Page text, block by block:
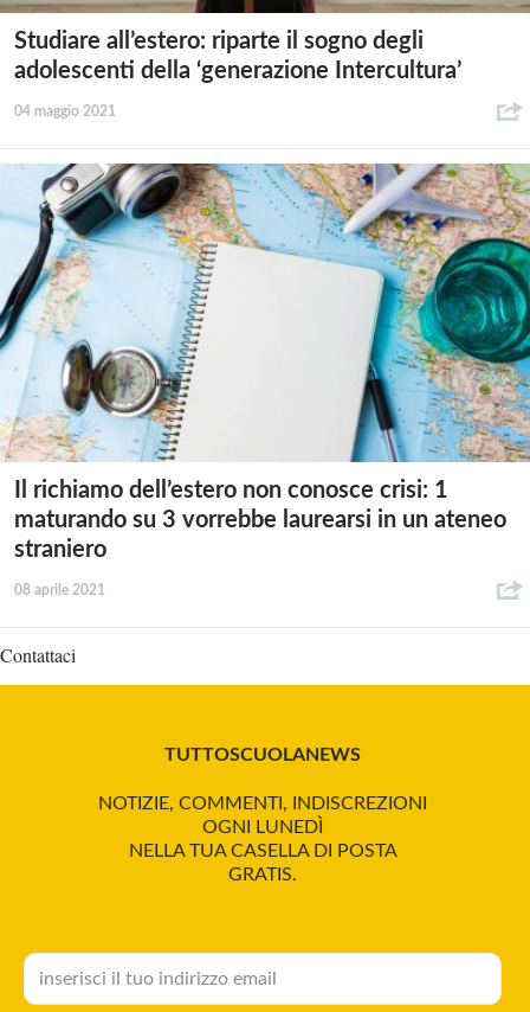
Studiare all’estero: riparte il sogno degli
adolescenti della ‘generazione Intercultura’
04 maggio 2021
Il richiamo dell’estero non conosce crisi: 1
maturando su 3 vorrebbe laurearsi in un ateneo
straniero
08 aprile 2021
Contattaci
TUTTOSCUOLANEWS
NOTIZIE, COMMENTI, INDISCREZIONI
OGNI LUNEDÌ
NELLA TUA CASELLA DI POSTA
GRATIS.